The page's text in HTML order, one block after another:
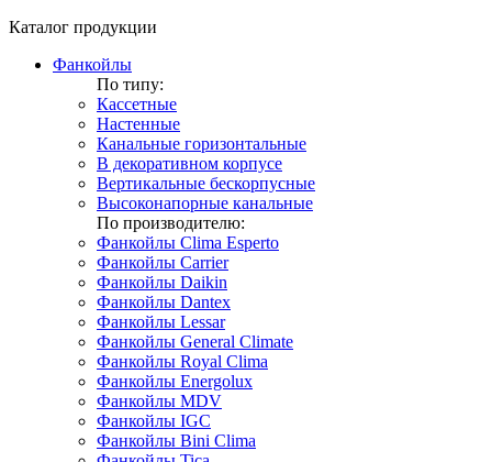
Каталог продукции
Фанкойлы
По типу:
Кассетные
Настенные
Канальные горизонтальные
В декоративном корпусе
Вертикальные бескорпусные
Высоконапорные канальные
По производителю:
Фанкойлы Clima Esperto
Фанкойлы Carrier
Фанкойлы Daikin
Фанкойлы Dantex
Фанкойлы Lessar
Фанкойлы General Climate
Фанкойлы Royal Clima
Фанкойлы Energolux
Фанкойлы MDV
Фанкойлы IGC
Фанкойлы Bini Clima